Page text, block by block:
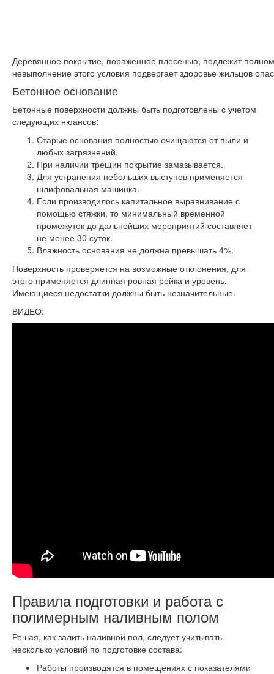
Деревянное покрытие, пораженное плесенью, подлежит
невыполнение этого условия подвергает здоровье жильцов
Бетонное основание
Бетонные поверхности должны быть подготовлены с учетом
следующих нюансов:
Старые основания полностью очищаются от пыли и
любых загрязнений.
При наличии трещин покрытие замазывается.
Для устранения небольших выступов применяется
шлифовальная машинка.
Если производилось капитальное выравнивание с
помощью стяжки, то минимальный временной
промежуток до дальнейших мероприятий составляет
не менее 30 суток.
Влажность основания не должна превышать 4%.
Поверхность проверяется на возможные отклонения, для
этого применяется длинная ровная рейка и уровень.
Имеющиеся недостатки должны быть незначительные.
ВИДЕО:
Правила подготовки и работа с
полимерным наливным полом
Решая, как залить наливной пол, следует учитывать
несколько условий по подготовке состава:
Работы производятся в помещениях с показателями